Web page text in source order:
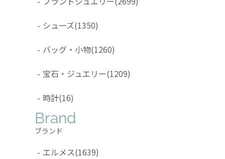
- シューズ(1350)
- バッグ・小物(1260)
- 宝石・ジュエリー(1209)
- 時計(16)
Brand
ブランド
- エルメス(1639)